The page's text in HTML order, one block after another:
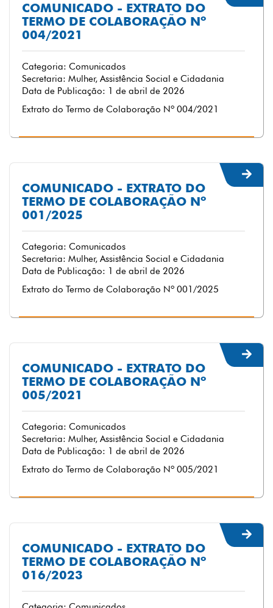
COMUNICADO - EXTRATO DO
TERMO DE COLABORAÇÃO Nº
004/2021
Categoria: Comunicados
Secretaria: Mulher, Assistência Social e Cidadania
Data de Publicação: 1 de abril de 2026
Extrato do Termo de Colaboração Nº 004/2021
COMUNICADO - EXTRATO DO
TERMO DE COLABORAÇÃO Nº
001/2025
Categoria: Comunicados
Secretaria: Mulher, Assistência Social e Cidadania
Data de Publicação: 1 de abril de 2026
Extrato do Termo de Colaboração Nº 001/2025
COMUNICADO - EXTRATO DO
TERMO DE COLABORAÇÃO Nº
005/2021
Categoria: Comunicados
Secretaria: Mulher, Assistência Social e Cidadania
Data de Publicação: 1 de abril de 2026
Extrato do Termo de Colaboração Nº 005/2021
COMUNICADO - EXTRATO DO
TERMO DE COLABORAÇÃO Nº
016/2023